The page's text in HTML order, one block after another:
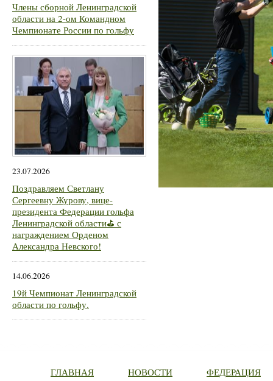
Члены сборной Ленинградской
области на 2-ом Командном
Чемпионате России по гольфу
23.07.2026
Поздравляем Светлану
Сергеевну Журову, вице-
президента Федерации гольфа
Ленинградской области⛳ с
награждением Орденом
Александра Невского!
14.06.2026
19й Чемпионат Ленинградской
области по гольфу.
ГЛАВНАЯ НОВОСТИ ФЕДЕРАЦИЯ